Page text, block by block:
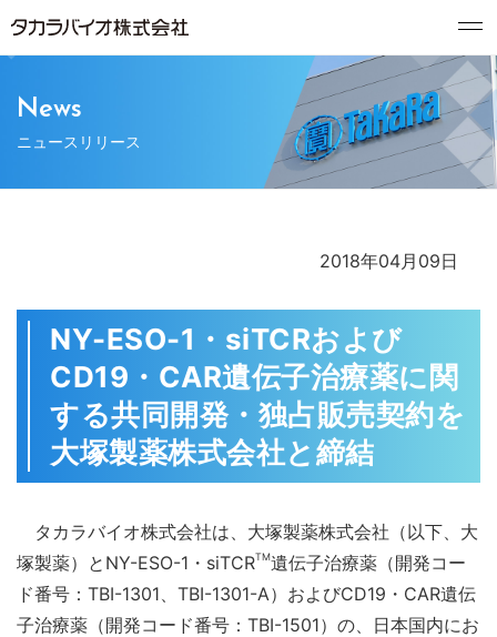
News
ニュースリリース
2018年04月09日
NY-ESO-1・siTCRおよび
CD19・CAR遺伝子治療薬に関
する共同開発・独占販売契約を
大塚製薬株式会社と締結
タカラバイオ株式会社は、大塚製薬株式会社（以下、大
塚製薬）とNY-ESO-1・siTCRTM遺伝子治療薬（開発コー
ド番号：TBI-1301、TBI-1301-A）およびCD19・CAR遺伝
子治療薬（開発コード番号：TBI-1501）の、日本国内にお